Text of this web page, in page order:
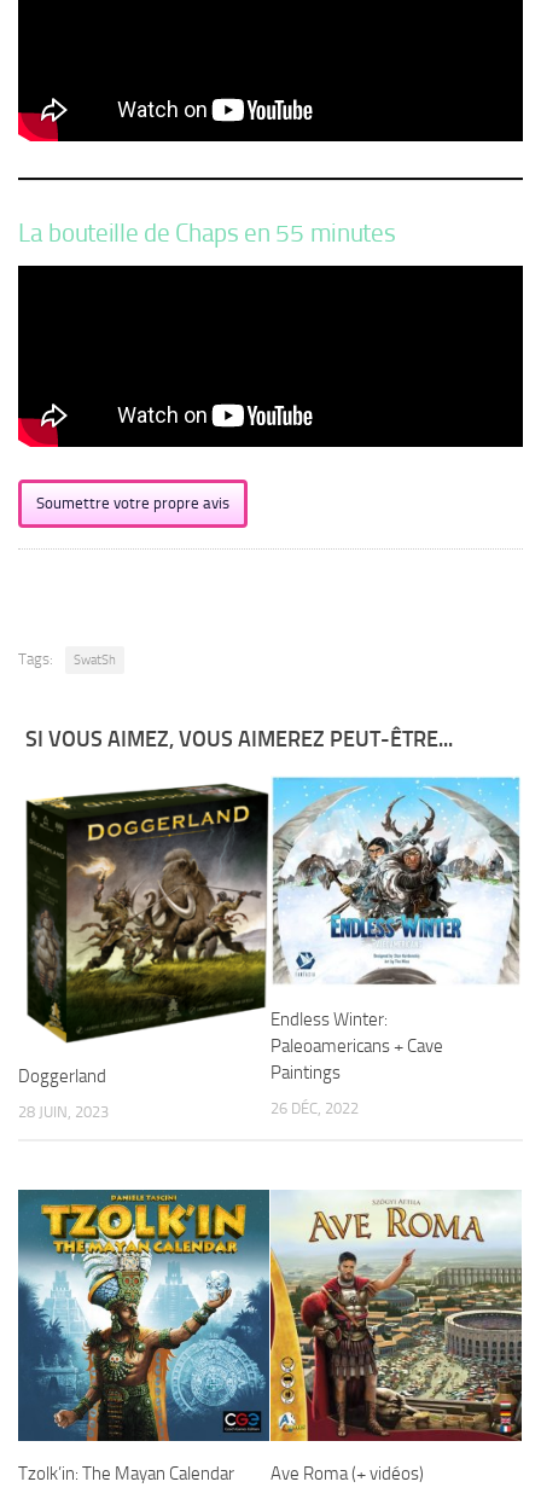
La bouteille de Chaps en 55 minutes
Soumettre votre propre avis
Tags: SwatSh
SI VOUS AIMEZ, VOUS AIMEREZ PEUT-ÊTRE...
Doggerland
28 JUIN, 2023
Endless Winter:
Paleoamericans + Cave
Paintings
26 DÉC, 2022
Tzolk’in: The Mayan Calendar Ave Roma (+ vidéos)